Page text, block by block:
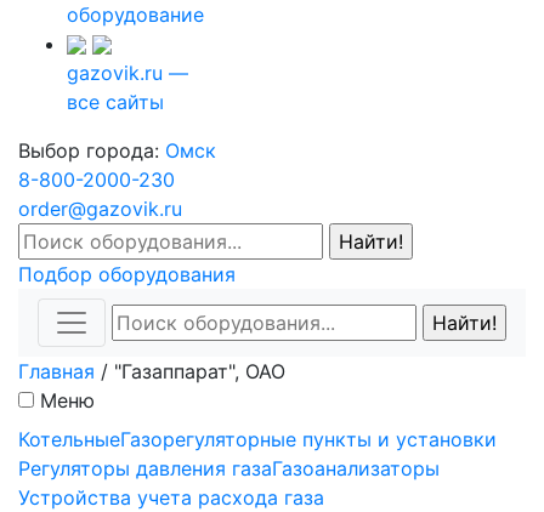
оборудование
gazovik.ru —
все сайты
Выбор города: Омск
8-800-2000-230
order@gazovik.ru
Подбор оборудования
Главная / "Газаппарат", ОАО
Меню
КотельныеГазорегуляторные пункты и установки
Регуляторы давления газаГазоанализаторы
Устройства учета расхода газа